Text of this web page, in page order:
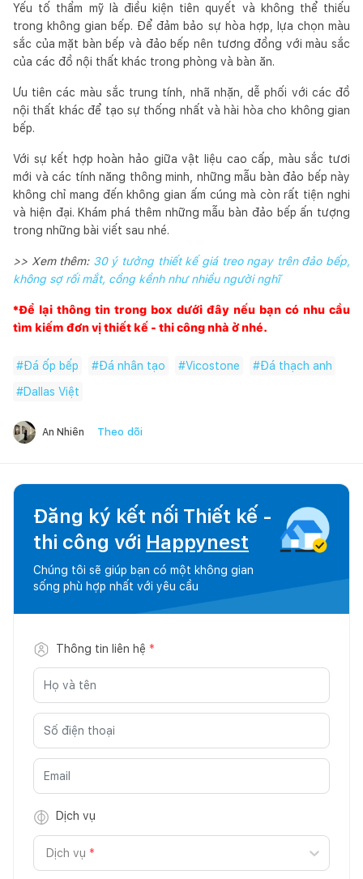
Yếu tố thẩm mỹ là điều kiện tiên quyết và không thể thiếu
trong không gian bếp. Để đảm bảo sự hòa hợp, lựa chọn màu
sắc của mặt bàn bếp và đảo bếp nên tương đồng với màu sắc
của các đồ nội thất khác trong phòng và bàn ăn.
Ưu tiên các màu sắc trung tính, nhã nhặn, dễ phối với các đồ
nội thất khác để tạo sự thống nhất và hài hòa cho không gian
bếp.
Với sự kết hợp hoàn hảo giữa vật liệu cao cấp, màu sắc tươi
mới và các tính năng thông minh, những mẫu bàn đảo bếp này
không chỉ mang đến không gian ấm cúng mà còn rất tiện nghi
và hiện đại. Khám phá thêm những mẫu bàn đảo bếp ấn tượng
trong những bài viết sau nhé.
>> Xem thêm: 30 ý tưởng thiết kế giá treo ngay trên đảo bếp,
không sợ rối mắt, cồng kềnh như nhiều người nghĩ
*Để lại thông tin trong box dưới đây nếu bạn có nhu cầu
tìm kiếm đơn vị thiết kế - thi công nhà ở nhé.
#Đá ốp bếp #Đá nhân tạo #Vicostone #Đá thạch anh
#Dallas Việt
An Nhiên Theo dõi
Đăng ký kết nối Thiết kế -
thi công với Happynest
Chúng tôi sẽ giúp bạn có một không gian
sống phù hợp nhất với yêu cầu
Thông tin liên hệ *
Dịch vụ
Dịch vụ *